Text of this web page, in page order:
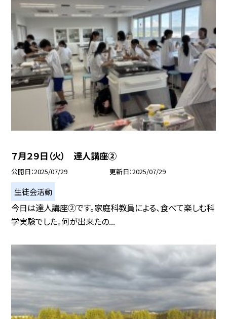
７月２９日（火） 達人講座②
公開日 2025/07/29 更新日 2025/07/29
生徒会活動
今日は達人講座②です。家庭科教員による、食べて楽しむ科
学実験でした。何が出来たの...